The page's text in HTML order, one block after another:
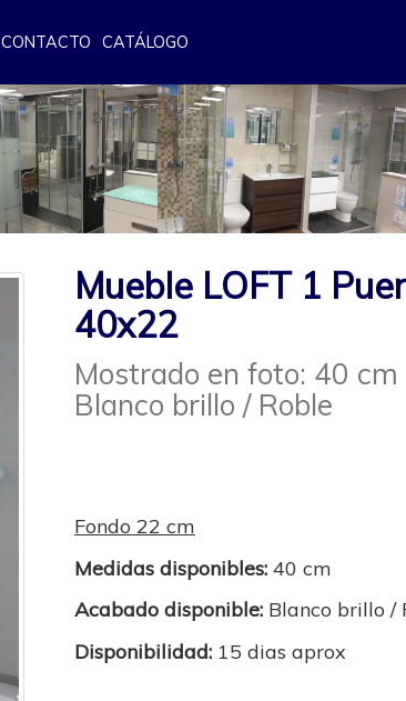
CONTACTO CATÁLOGO
Mueble LOFT 1
40x22
Mostrado en foto: 40
Blanco brillo / Roble
Fondo 22 cm
Medidas disponibles: 40 cm
Acabado disponible: Blanco brillo /
Disponibilidad: 15 dias aprox